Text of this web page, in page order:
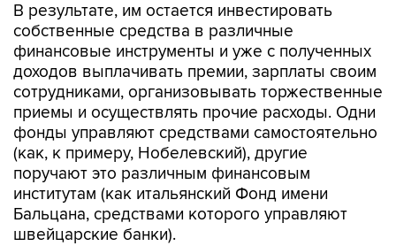
В результате, им остается инвестировать
собственные средства в различные
финансовые инструменты и уже с полученных
доходов выплачивать премии, зарплаты своим
сотрудниками, организовывать торжественные
приемы и осуществлять прочие расходы. Одни
фонды управляют средствами самостоятельно
(как, к примеру, Нобелевский), другие
поручают это различным финансовым
институтам (как итальянский Фонд имени
Бальцана, средствами которого управляют
швейцарские банки).